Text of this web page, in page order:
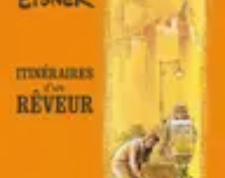
Itinéraires Insolites
Tendances